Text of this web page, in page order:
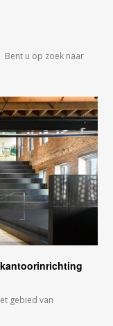
Bent u op zoek naar
gebied van